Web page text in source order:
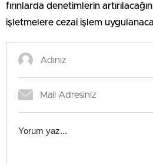
fırınlarda denetimlerin
işletmelere cezai işlem